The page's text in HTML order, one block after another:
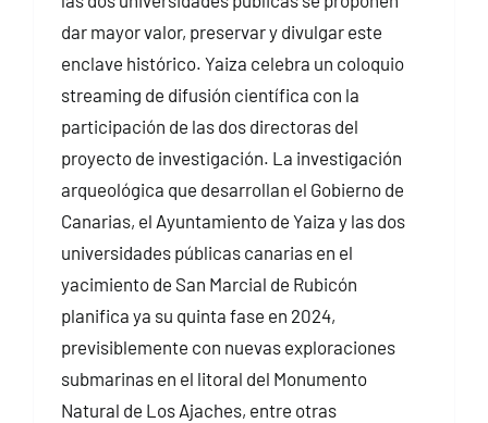
dar mayor valor, preservar y divulgar este
enclave histórico. Yaiza celebra un coloquio
streaming de difusión científica con la
participación de las dos directoras del
proyecto de investigación. La investigación
arqueológica que desarrollan el Gobierno de
Canarias, el Ayuntamiento de Yaiza y las dos
universidades públicas canarias en el
yacimiento de San Marcial de Rubicón
planifica ya su quinta fase en 2024,
previsiblemente con nuevas exploraciones
submarinas en el litoral del Monumento
Natural de Los Ajaches, entre otras